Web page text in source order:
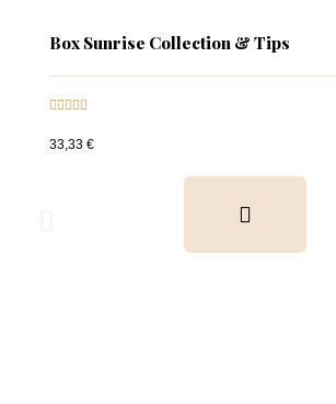
Box Sunrise Collection & Tips

33,33 €